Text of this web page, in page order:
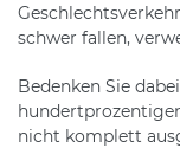
schwer fallen,
Bedenken Sie
nicht komplett